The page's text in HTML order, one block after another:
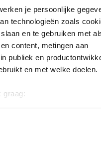
je persoonlijke
technologieën zoals
en te gebruiken met
content, metingen aan
publiek en
en met welke doelen.
graag:
uw geografische locatie,
door het actief te scannen
gegevens worden